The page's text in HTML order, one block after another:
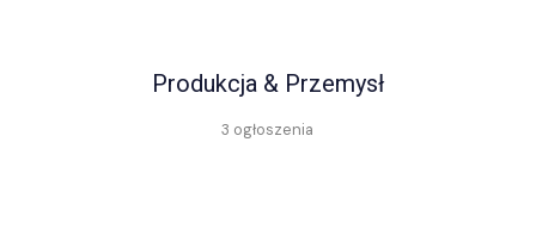
Produkcja & Przemysł
3 ogłoszenia